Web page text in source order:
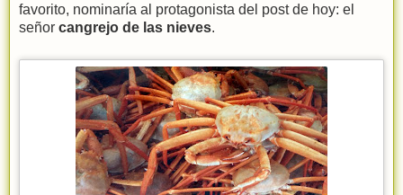
favorito, nominaría al protagonista del post de hoy: el
señor cangrejo de las nieves.